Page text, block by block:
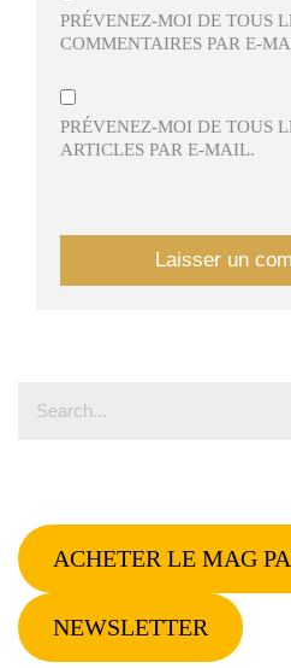
PRÉVENEZ-MOI DE TOUS
COMMENTAIRES PAR E-
PRÉVENEZ-MOI DE TOUS
ARTICLES PAR E-MAIL.
ACHETER LE MAG
NEWSLETTER